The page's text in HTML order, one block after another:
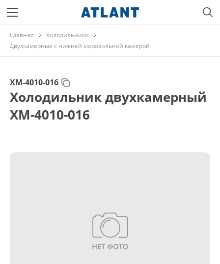
Главная
Холодильники
Двухкамерные с нижней морозильной камерой
ХМ-4010-016
Холодильник двухкамерный
ХМ-4010-016